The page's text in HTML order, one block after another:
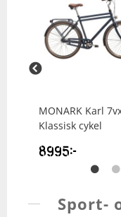
MONARK Karl
Klassisk cykel
8995kr
Sport-